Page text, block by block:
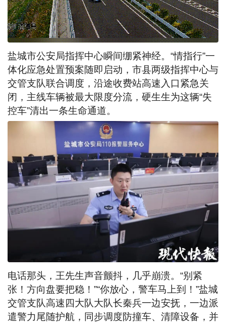
盐城市公安局指挥中心瞬间绷紧神经。“情指行”一
体化应急处置预案随即启动，市县两级指挥中心与
交管支队联合调度，沿途收费站高速入口紧急关
闭，主线车辆被最大限度分流，硬生生为这辆“失
控车”清出一条生命通道。
电话那头，王先生声音颤抖，几乎崩溃。“别紧
张！方向盘要把稳！”“你放心，警车马上到！”盐城
交管支队高速四大队大队长秦兵一边安抚，一边派
遣警力尾随护航，同步调度防撞车、清障设备，并